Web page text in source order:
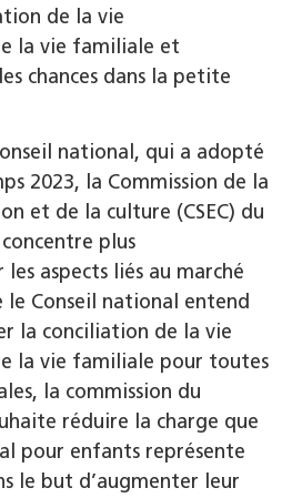
de la vie
la vie familiale et
chances dans la petite
national, qui a adopté
2023, la Commission de la
et de la culture (CSEC) du
plus
aspects liés au marché
Conseil national entend
la conciliation de la vie
la vie familiale pour toutes
la commission du
réduire la charge que
pour enfants représente
le but d’augmenter leur